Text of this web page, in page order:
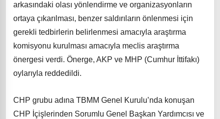
arkasındaki olası yönlendirme ve organizasyonların
ortaya çıkarılması, benzer saldırıların önlenmesi için
gerekli tedbirlerin belirlenmesi amacıyla araştırma
komisyonu kurulması amacıyla meclis araştırma
önergesi verdi. Önerge, AKP ve MHP (Cumhur İttifakı)
oylarıyla reddedildi.
CHP grubu adına TBMM Genel Kurulu’nda konuşan
CHP İçişlerinden Sorumlu Genel Başkan Yardımcısı ve